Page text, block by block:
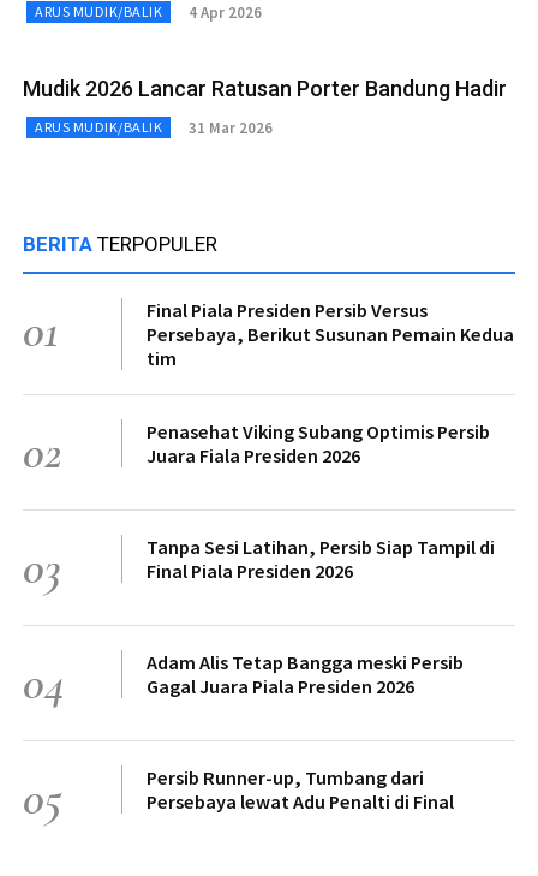
ARUS MUDIK/BALIK 4 Apr 2026
Mudik 2026 Lancar Ratusan Porter Bandung Hadir
ARUS MUDIK/BALIK 31 Mar 2026
BERITA TERPOPULER
01
Final Piala Presiden Persib Versus
Persebaya, Berikut Susunan Pemain Kedua
tim
02
Penasehat Viking Subang Optimis Persib
Juara Fiala Presiden 2026
03
Tanpa Sesi Latihan, Persib Siap Tampil di
Final Piala Presiden 2026
04
Adam Alis Tetap Bangga meski Persib
Gagal Juara Piala Presiden 2026
05
Persib Runner-up, Tumbang dari
Persebaya lewat Adu Penalti di Final